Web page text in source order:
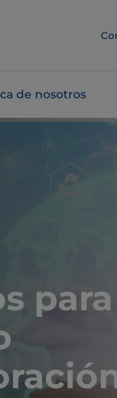
de nosotros
para